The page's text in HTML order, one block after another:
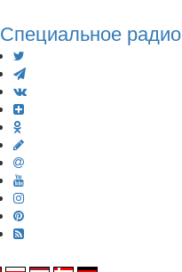
Специальное радио